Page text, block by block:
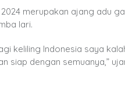
merupakan ajang adu
lari.
keliling Indonesia saya
siap dengan semuanya,”